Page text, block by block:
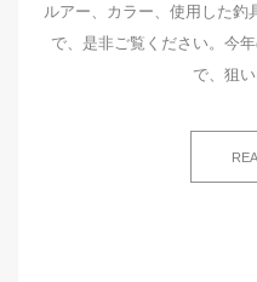
ルアー、カラー、使用した釣
で、是非ご覧ください。今
で、狙